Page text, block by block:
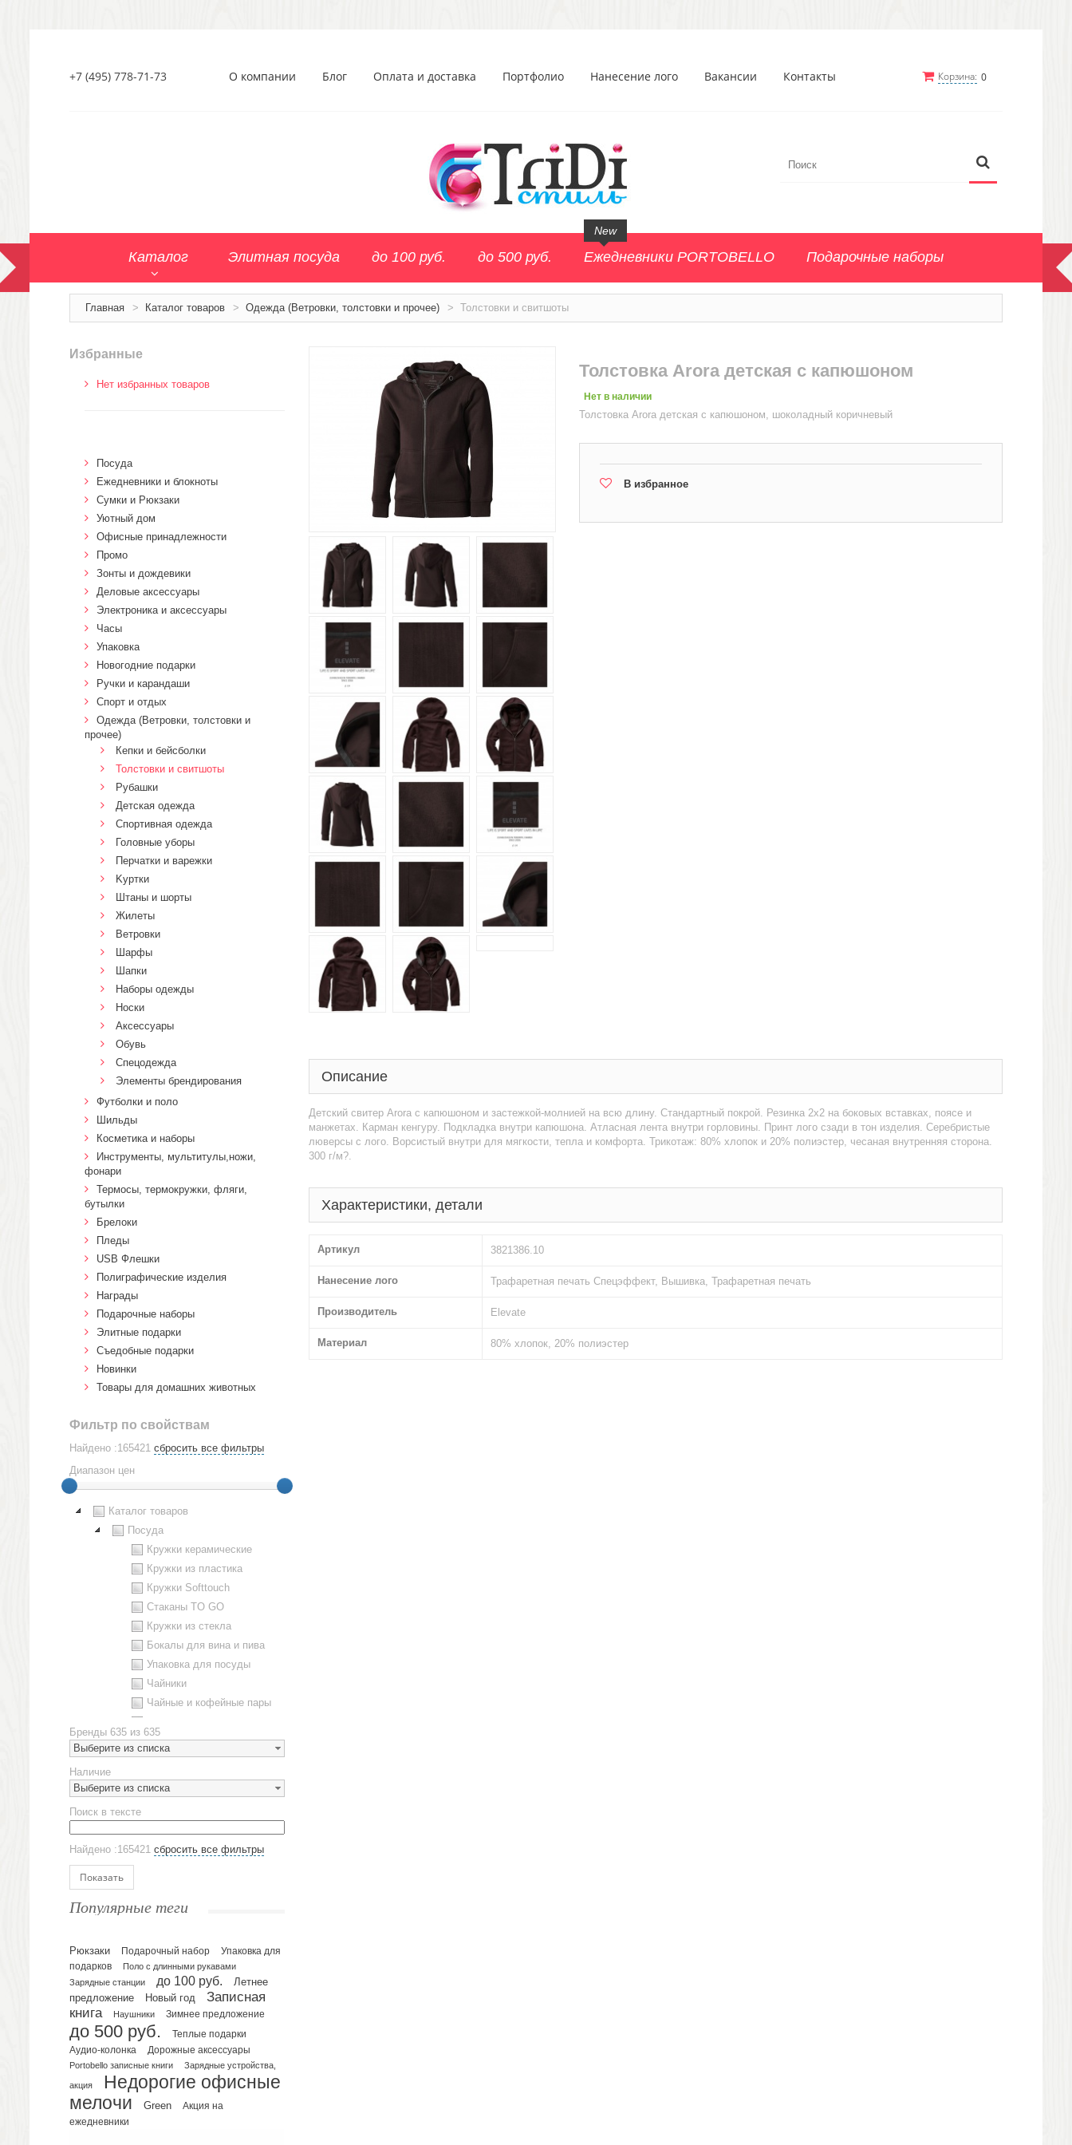
Корзина: 0
+7 (495) 778-71-73 О компании Блог Оплата и доставка Портфолио Нанесение лого Вакансии Контакты
Каталог Элитная посуда до 100 руб. до 500 руб. Ежедневники PORTOBELLO
New
Подарочные наборы
Главная > Каталог товаров > Одежда (Ветровки, толстовки и прочее) > Толстовки и свитшоты
Толстовка Arora детская с капюшоном
Нет в наличии
Толстовка Arora детская с капюшоном, шоколадный коричневый
В избранное
Описание
Детский свитер Arora с капюшоном и застежкой-молнией на всю длину. Стандартный покрой. Резинка 2х2 на боковых вставках, поясе и
манжетах. Карман кенгуру. Подкладка внутри капюшона. Атласная лента внутри горловины. Принт лого сзади в тон изделия. Серебристые
люверсы с лого. Ворсистый внутри для мягкости, тепла и комфорта. Трикотаж: 80% хлопок и 20% полиэстер, чесаная внутренняя сторона.
300 г/м?.
Характеристики, детали
Артикул 3821386.10
Нанесение лого Трафаретная печать Спецэффект, Вышивка, Трафаретная печать
Производитель Elevate
Материал 80% хлопок, 20% полиэстер
Избранные
Нет избранных товаров
Посуда
Ежедневники и блокноты
Сумки и Рюкзаки
Уютный дом
Офисные принадлежности
Промо
Зонты и дождевики
Деловые аксессуары
Электроника и аксессуары
Часы
Упаковка
Новогодние подарки
Ручки и карандаши
Спорт и отдых
Одежда (Ветровки, толстовки и
прочее)
Кепки и бейсболки
Толстовки и свитшоты
Рубашки
Детская одежда
Спортивная одежда
Головные уборы
Перчатки и варежки
Kуртки
Штаны и шорты
Жилеты
Ветровки
Шарфы
Шапки
Наборы одежды
Носки
Аксессуары
Обувь
Спецодежда
Элементы брендирования
Футболки и поло
Шильды
Косметика и наборы
Инструменты, мультитулы,ножи,
фонари
Термосы, термокружки, фляги,
бутылки
Брелоки
Пледы
USB Флешки
Полиграфические изделия
Награды
Подарочные наборы
Элитные подарки
Cъедобные подарки
Новинки
Товары для домашних животных
Фильтр по свойствам
Найдено :165421 сбросить все фильтры
Диапазон цен
Каталог товаров
Посуда
Кружки керамические
Кружки из пластика
Кружки Softtouch
Стаканы TO GO
Кружки из стекла
Бокалы для вина и пива
Упаковка для посуды
Чайники
Чайные и кофейные пары
Наборы посуды
Предметы сервировки
Стаканы
Эко кружки
ЕВРОПОСУДА
Аксессуары
Ежедневники и блокноты
Датированные ежедневники
Планинги и телефонные книжки
Планинги датированные
Планинги недатированные
Телефонные книжки
Еженедельники
Органайзер на ежедневник
Сумки и Рюкзаки
Сумки для планшетов и ноутбуков
Рюкзаки
Бренды 635 из 635
Выберите из списка
Наличие
Выберите из списка
Поиск в тексте
Найдено :165421 сбросить все фильтры
Показать
Популярные теги
Рюкзаки Подарочный набор
Упаковка для
подарков
Поло с длинными рукавами
Зарядные станции
до 100 руб.
Летнее
предложение
Новый год
Записная
книга
Наушники Зимнее предложение
до 500 руб.
Теплые подарки
Аудио-колонка
Дорожные аксессуары
Portobello записные книги
Зарядные устройства,
акция
Недорогие офисные
мелочи
Green
Акция на
ежедневники